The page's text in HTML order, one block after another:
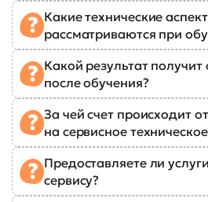
Какие технические
рассматриваются при
Какой результат получит
после обучения?
За чей счет происходит
на сервисное
Предоставляете ли
сервису?